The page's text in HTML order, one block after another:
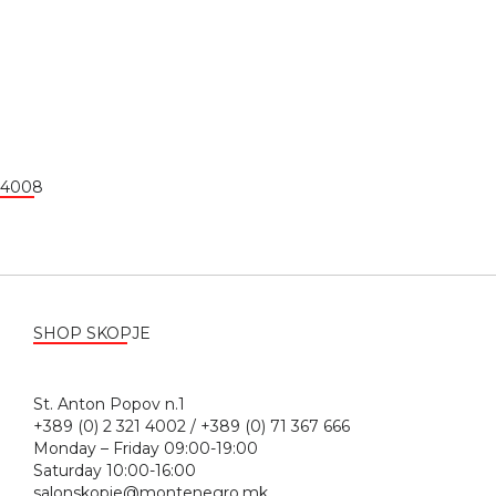
4008
SHOP SKOPJE
St. Anton Popov n.1
+389 (0) 2 321 4002 / +389 (0) 71 367 666
Monday – Friday 09:00-19:00
Saturday 10:00-16:00